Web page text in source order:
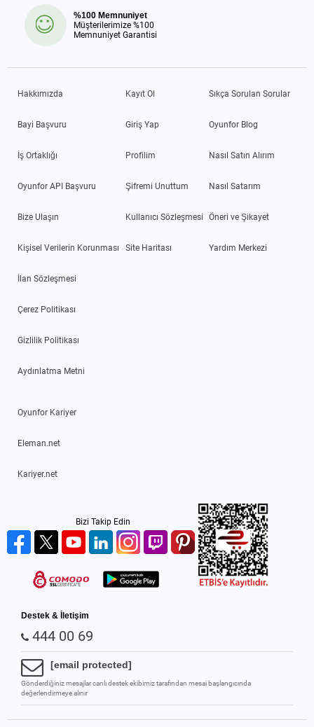
%100 Memnuniyet
Müşterilerimize %100
Memnuniyet Garantisi
Hakkımızda
Bayi Başvuru
İş Ortaklığı
Oyunfor API Başvuru
Bize Ulaşın
Kişisel Verilerin Korunması
İlan Sözleşmesi
Çerez Politikası
Gizlilik Politikası
Aydınlatma Metni
Kayıt Ol
Giriş Yap
Profilim
Şifremi Unuttum
Kullanıcı Sözleşmesi
Site Haritası
Sıkça Sorulan Sorular
Oyunfor Blog
Nasıl Satın Alırım
Nasıl Satarım
Öneri ve Şikayet
Yardım Merkezi
Oyunfor Kariyer
Eleman.net
Kariyer.net
Bizi Takip Edin
Destek & İletişim
444 00 69
[email protected]
Gönderdiğiniz mesajlar canlı destek ekibimiz tarafından mesai başlangıcında
değerlendirmeye alınır